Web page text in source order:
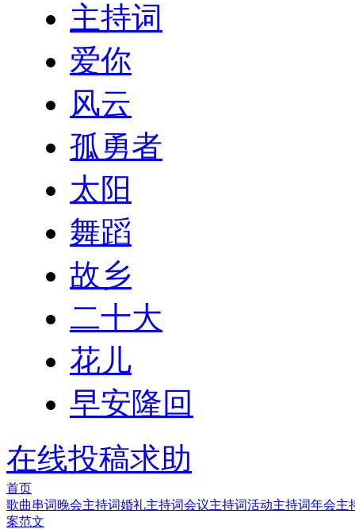
主持词
爱你
风云
孤勇者
太阳
舞蹈
故乡
二十大
花儿
早安隆回
在线投稿求助
首页
歌曲串词晚会主持词婚礼主持词会议主持词活动主持词年会主
案范文